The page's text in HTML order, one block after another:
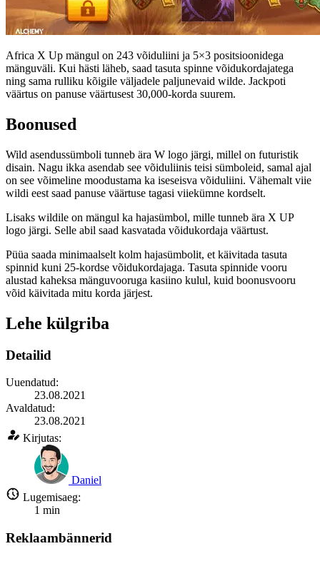
Africa X Up mängul on 243 võiduliini ja 5×3 positsioonidega
mänguväli. Kui hästi läheb, saad tasuta spinne võidukordajatega
ning sama rulliku kõigile väljadele paljunevaid wilde. Jackpoti
väärtus on panuse väärtusest 30,000-korda suurem.
Boonused
Wild asendussümboli tunneb ära W logo järgi, millel on futuristik
disain. Nagu ikka asendab see võiduliinis teisi sümboleid, samal ajal
on see võimeline moodustama ka iseseisva võiduliini. Vähemalt viie
wildi eest saad panuse väärtuse tagasi viiekümne kordselt.
Lisaks wildile on mängul ka hajasümbol, mille tunneb ära X UP
logo järgi. Selle abil saad kasvatada võidukordaja väärtust.
Püüa saada minimaalselt kolm hajasümbolit, et käivitada tasuta
spinnid kuni 25-kordse võidukordajaga. Tasuta spinnide vooru
alustad kaheksa mänguvooruga kasiino kulul, kuid boonusvooru
võid käivitada mitu korda järjest.
Lehe külgriba
Detailid
Uuendatud:
23.08.2021
Avaldatud:
23.08.2021
Kirjutas:
Daniel
Lugemisaeg:
1 min
Reklaambännerid